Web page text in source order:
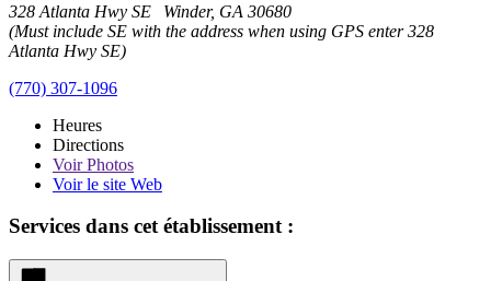
328 Atlanta Hwy SE Winder, GA 30680
(Must include SE with the address when using GPS enter 328
Atlanta Hwy SE)
(770) 307-1096
Heures
Directions
VoirPhotos
Voir le site Web
Services dans cet établissement :